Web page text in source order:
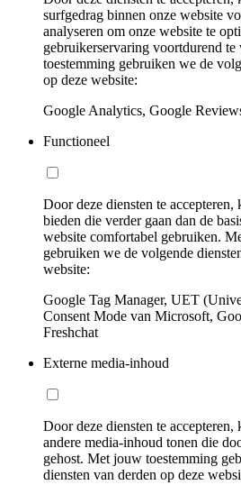
surfgedrag binnen onze website
analyseren om onze website te
gebruikerservaring voortdurend
toestemming gebruiken we de
op deze website:
Google Analytics, Google
Functioneel
Door deze diensten te
bieden die verder gaan dan de
website comfortabel gebruiken.
gebruiken we de volgende
website:
Google Tag Manager, UET
Consent Mode van Microsoft,
Freshchat
Externe media-inhoud
Door deze diensten te
andere media-inhoud tonen die
gehost. Met jouw toestemming
diensten van derden op deze